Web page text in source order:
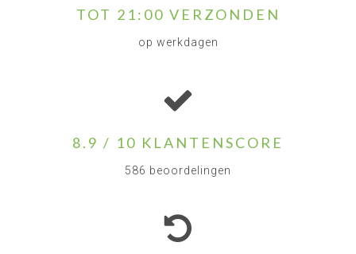
TOT 21:00 VERZONDEN
op werkdagen
8.9 / 10 KLANTENSCORE
586 beoordelingen